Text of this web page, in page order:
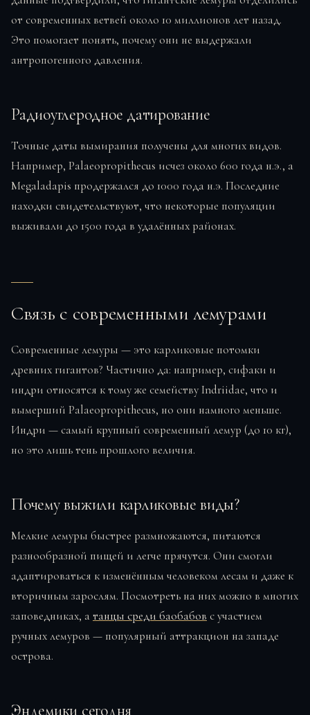
от современных ветвей около 10 миллионов лет назад.
Это помогает понять, почему они не выдержали
антропогенного давления.
Радиоуглеродное датирование
Точные даты вымирания получены для многих видов.
Например, Palaeopropithecus исчез около 600 года н.э., а
Megaladapis продержался до 1000 года н.э. Последние
находки свидетельствуют, что некоторые популяции
выживали до 1500 года в удалённых районах.
Связь с современными лемурами
Современные лемуры — это карликовые потомки
древних гигантов? Частично да: например, сифаки и
индри относятся к тому же семейству Indriidae, что и
вымерший Palaeopropithecus, но они намного меньше.
Индри — самый крупный современный лемур (до 10 кг),
но это лишь тень прошлого величия.
Почему выжили карликовые виды?
Мелкие лемуры быстрее размножаются, питаются
разнообразной пищей и легче прячутся. Они смогли
адаптироваться к изменённым человеком лесам и даже к
вторичным зарослям. Посмотреть на них можно в многих
заповедниках, атанцы среди баобабов с участием
ручных лемуров — популярный аттракцион на западе
острова.
Эндемики сегодня